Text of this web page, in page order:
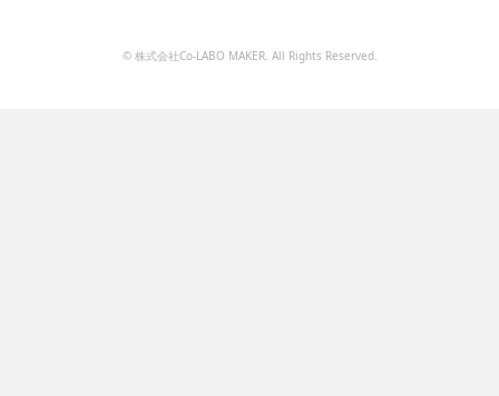
© 株式会社Co-LABO MAKER. All Rights Reserved.